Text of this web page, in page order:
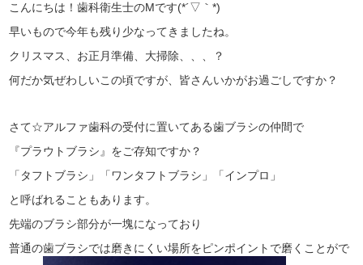
こんにちは！歯科衛生士のMです(*´▽｀*)
早いもので今年も残り少なってきましたね。
クリスマス、お正月準備、大掃除、、、？
何だか気ぜわしいこの頃ですが、皆さんいかがお過ごしですか？
さて☆アルファ歯科の受付に置いてある歯ブラシの仲間で
『プラウトブラシ』をご存知ですか？
「タフトブラシ」「ワンタフトブラシ」「インプロ」
と呼ばれることもあります。
先端のブラシ部分が一塊になっており
普通の歯ブラシでは磨きにくい場所をピンポイントで磨くことがで